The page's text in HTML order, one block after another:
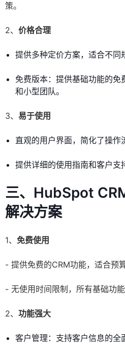
策。
2、 价格合理
提供多种定价方案，适合不同
免费版本：提供基础功能的免
和小型团队。
3、 易于使用
直观的用户界面，简化了操作
提供详细的使用指南和客户支
三、HubSpot
解决方案
1、 免费使用
- 提供免费的CRM功能，适合预
- 无使用时间限制，所有基础功能
2、 功能强大
客户管理：支持客户信息的全